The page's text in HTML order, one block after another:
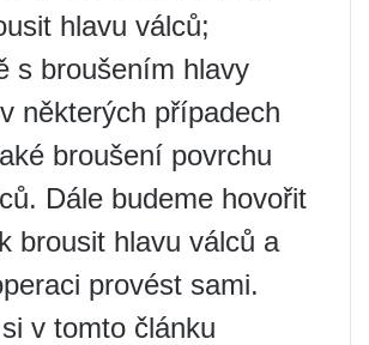
hlavu válců;
s broušením hlavy
některých případech
broušení povrchu
Dále budeme hovořit
brousit hlavu válců a
provést sami.
v tomto článku